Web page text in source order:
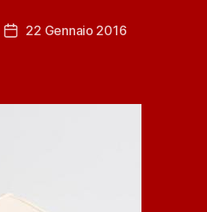
Data22 Gennaio 2016